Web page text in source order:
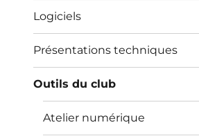
Logiciels
Présentations techniques
Outils du club
Atelier numérique